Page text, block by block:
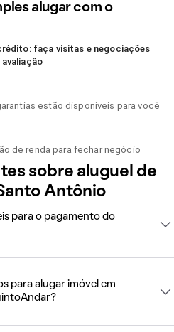
alugar com o
faça visitas e negociações
incompleto
faça visitas e negociações
estão disponíveis para você,
estão disponíveis para você
renda para fechar negócio,
de renda para fechar negócio
sobre aluguel de
Antônio
para o pagamento do
para alugar imóvel em